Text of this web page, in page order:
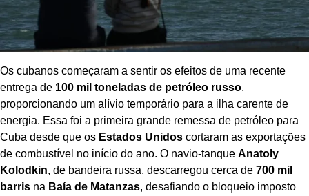
Os cubanos começaram a sentir os efeitos de uma recente
entrega de 100 mil toneladas de petróleo russo,
proporcionando um alívio temporário para a ilha carente de
energia. Essa foi a primeira grande remessa de petróleo para
Cuba desde que os Estados Unidos cortaram as exportações
de combustível no início do ano. O navio-tanque Anatoly
Kolodkin, de bandeira russa, descarregou cerca de 700 mil
barris na Baía de Matanzas, desafiando o bloqueio imposto